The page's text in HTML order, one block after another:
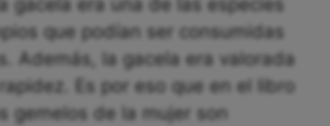
gacela era una de las especies
que podían ser consumidas
Además, la gacela era valorada
Es por eso que en el libro
gemelos de la mujer son